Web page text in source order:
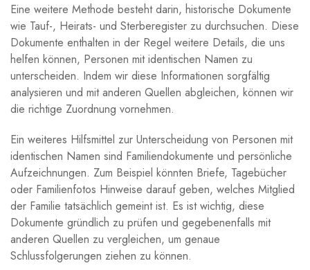
Eine weitere Methode besteht darin, historische Dokumente
wie Tauf-, Heirats- und Sterberegister zu durchsuchen. Diese
Dokumente enthalten in der Regel weitere Details, die uns
helfen können, Personen mit identischen Namen zu
unterscheiden. Indem wir diese Informationen sorgfältig
analysieren und mit anderen Quellen abgleichen, können wir
die richtige Zuordnung vornehmen.
Ein weiteres Hilfsmittel zur Unterscheidung von Personen mit
identischen Namen sind Familiendokumente und persönliche
Aufzeichnungen. Zum Beispiel könnten Briefe, Tagebücher
oder Familienfotos Hinweise darauf geben, welches Mitglied
der Familie tatsächlich gemeint ist. Es ist wichtig, diese
Dokumente gründlich zu prüfen und gegebenenfalls mit
anderen Quellen zu vergleichen, um genaue
Schlussfolgerungen ziehen zu können.